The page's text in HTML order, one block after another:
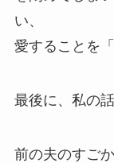
い、
愛することを
最後に、私の
前の夫のすご